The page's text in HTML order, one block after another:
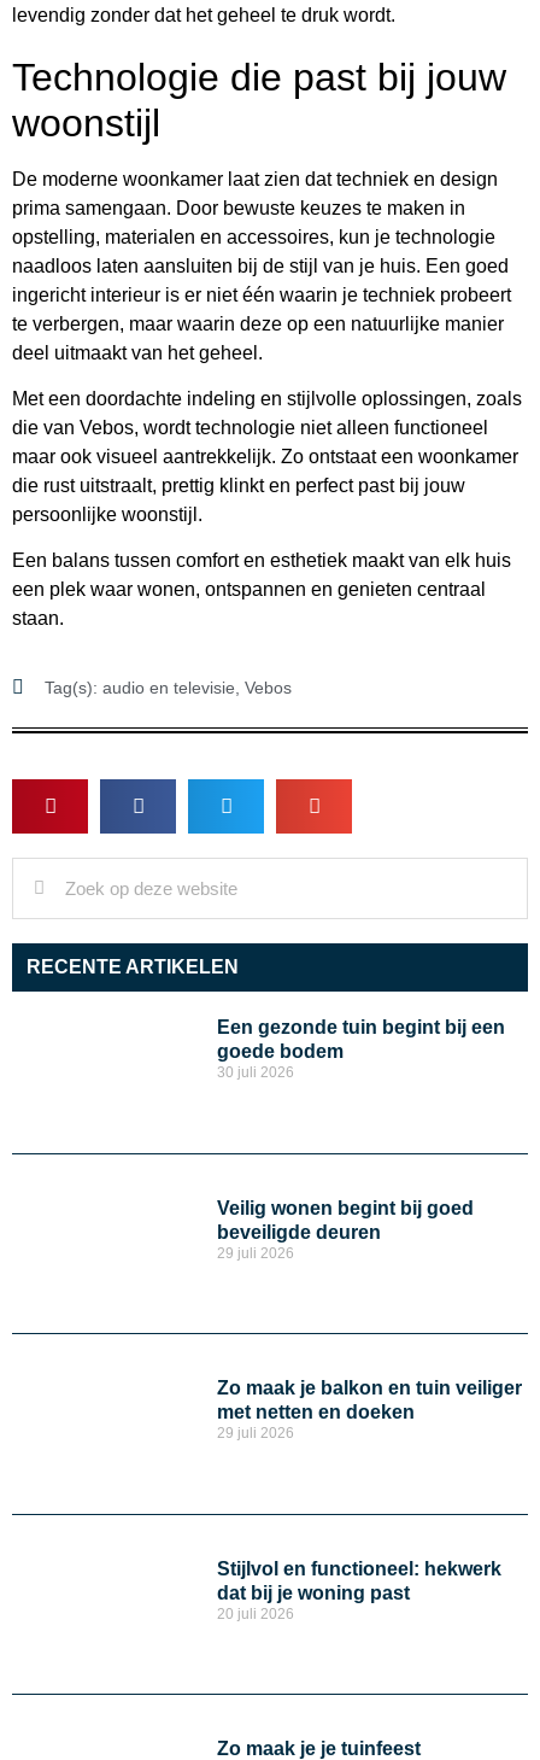
levendig zonder dat het geheel te druk wordt.
Technologie die past bij jouw
woonstijl
De moderne woonkamer laat zien dat techniek en design
prima samengaan. Door bewuste keuzes te maken in
opstelling, materialen en accessoires, kun je technologie
naadloos laten aansluiten bij de stijl van je huis. Een goed
ingericht interieur is er niet één waarin je techniek probeert
te verbergen, maar waarin deze op een natuurlijke manier
deel uitmaakt van het geheel.
Met een doordachte indeling en stijlvolle oplossingen, zoals
die van Vebos, wordt technologie niet alleen functioneel
maar ook visueel aantrekkelijk. Zo ontstaat een woonkamer
die rust uitstraalt, prettig klinkt en perfect past bij jouw
persoonlijke woonstijl.
Een balans tussen comfort en esthetiek maakt van elk huis
een plek waar wonen, ontspannen en genieten centraal
staan.
Tag(s): audio en televisie Vebos
RECENTE ARTIKELEN
Een gezonde tuin begint bij een
goede bodem
30 juli 2026
Veilig wonen begint bij goed
beveiligde deuren
29 juli 2026
Zo maak je balkon en tuin veiliger
met netten en doeken
29 juli 2026
Stijlvol en functioneel: hekwerk
dat bij je woning past
20 juli 2026
Zo maak je je tuinfeest